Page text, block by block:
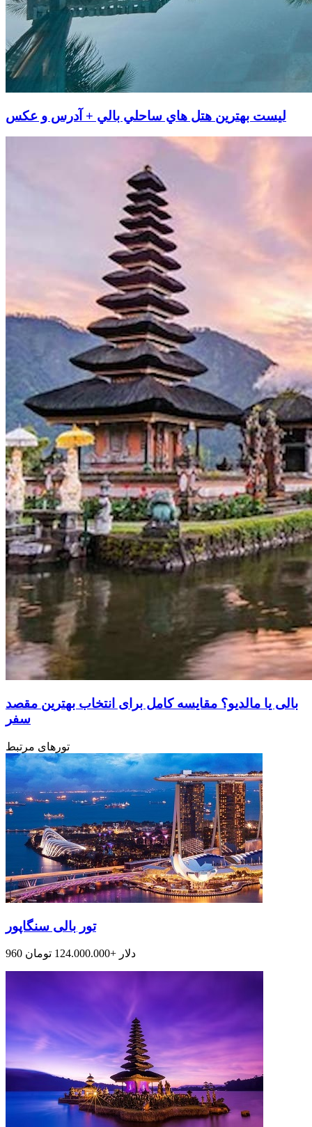
لیست بهترين هتل هاي ساحلي بالي + آدرس و عکس
بالی یا مالدیو؟ مقایسه کامل برای انتخاب بهترین مقصد
سفر
تورهای مرتبط
تور بالی سنگاپور
960 دلار +124.000.000 تومان